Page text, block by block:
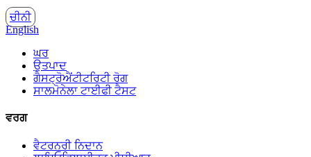
ਚੀਨੀ
English
ਘਰ
ਉਤਪਾਦ
ਗੈਸਟ੍ਰੋਐਂਟੀਟਰਿਟੀ ਰੋਗ
ਸਾਲਮੋਨੇਲਾ ਟਾਈਫੀ ਟੈਸਟ
ਵਰਗ
ਵੈਟਰਨਰੀ ਨਿਦਾਨ